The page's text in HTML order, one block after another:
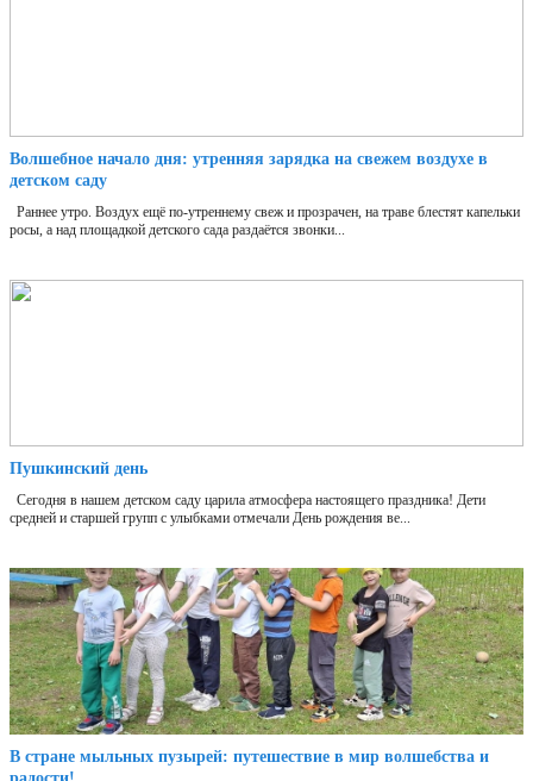
Волшебное начало дня: утренняя зарядка на свежем воздухе в
детском саду
Раннее утро. Воздух ещё по-утреннему свеж и прозрачен, на траве блестят капельки
росы, а над площадкой детского сада раздаётся звонки...
Пушкинский день
Сегодня в нашем детском саду царила атмосфера настоящего праздника! Дети
средней и старшей групп с улыбками отмечали День рождения ве...
В стране мыльных пузырей: путешествие в мир волшебства и